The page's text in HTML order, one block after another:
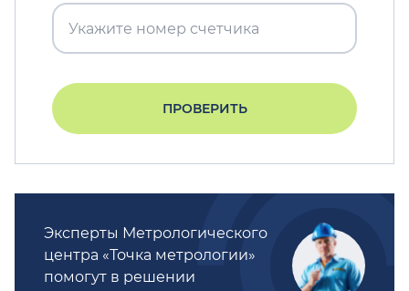
ПРОВЕРИТЬ
Эксперты Метрологического
центра «Точка метрологии»
помогут в решении